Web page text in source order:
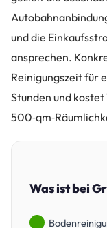
und die
ansprechen.
Reinigungszeit für
Stunden und
Was ist bei